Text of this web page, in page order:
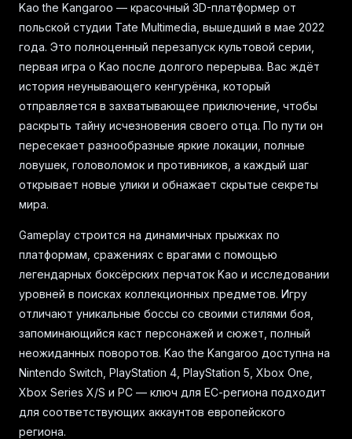
Kao the Kangaroo — красочный 3D-платформер от
польской студии Tate Multimedia, вышедший в мае 2022
года. Это полноценный перезапуск культовой серии,
первая игра о Kao после долгого перерыва. Вас ждёт
история неунывающего кенгурёнка, который
отправляется в захватывающее приключение, чтобы
раскрыть тайну исчезновения своего отца. По пути он
пересекает разнообразные яркие локации, полные
ловушек, головоломок и противников, а каждый шаг
открывает новые улики и обнажает скрытые секреты
мира.
Gameplay строится на динамичных прыжках по
платформам, сражениях с врагами с помощью
легендарных боксёрских перчаток Kao и исследовании
уровней в поисках коллекционных предметов. Игру
отличают уникальные боссы со своими стилями боя,
запоминающийся каст персонажей и сюжет, полный
неожиданных поворотов. Kao the Kangaroo доступна на
Nintendo Switch, PlayStation 4, PlayStation 5, Xbox One,
Xbox Series X/S и PC — ключ для ЕС-региона подходит
для соответствующих аккаунтов европейского
региона.